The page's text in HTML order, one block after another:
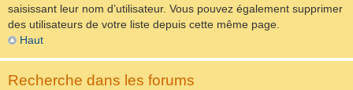
saisissant leur nom d’utilisateur. Vous pouvez également supprimer
des utilisateurs de votre liste depuis cette même page.
Haut
Recherche dans les forums